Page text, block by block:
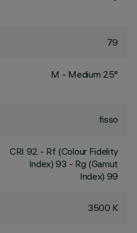
79
M - Medium 25°
fisso
CRI 92 - Rf (Colour Fidelity
Index) 93 - Rg (Gamut
Index) 99
3500 K